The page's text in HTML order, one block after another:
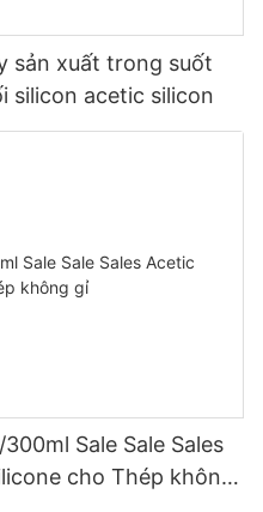
sản xuất trong suốt
silicon acetic silicon
Sale Sale Sales
cho Thép không